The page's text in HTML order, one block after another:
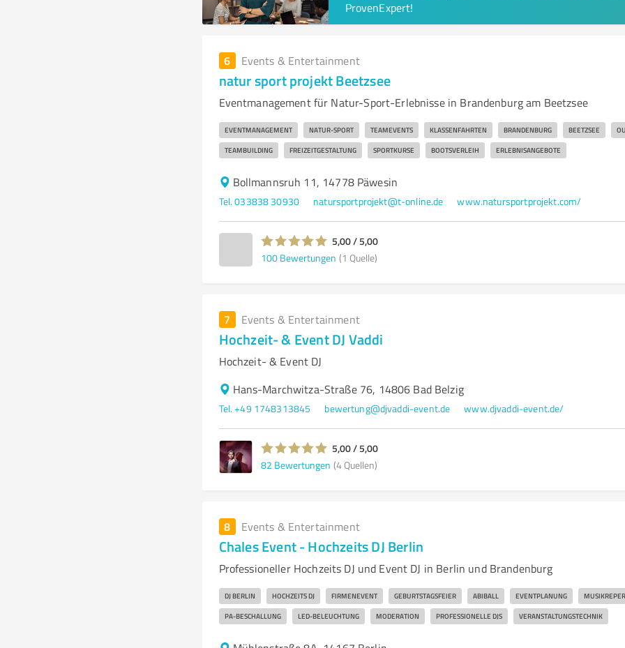
ProvenExpert!
6 Events & Entertainment
natur sport projekt Beetzsee
Eventmanagement für Natur-Sport-Erlebnisse in Brandenburg am Beetzsee
EVENTMANAGEMENT NATUR-SPORT TEAMEVENTS KLASSENFAHRTEN BRANDENBURG BEETZSEE
TEAMBUILDING FREIZEITGESTALTUNG SPORTKURSE BOOTSVERLEIH ERLEBNISANGEBOTE
Bollmannsruh 11, 14778 Päwesin
Tel. 033838 30930 natursportprojekt@t-online.de www.natursportprojekt.com/
5,00 / 5,00
100 Bewertungen (1 Quelle)
7 Events & Entertainment
Hochzeit- & Event DJ Vaddi
Hochzeit- & Event DJ
Hans-Marchwitza-Straße 76, 14806 Bad Belzig
Tel. +49 1748313845 bewertung@djvaddi-event.de www.djvaddi-event.de/
5,00 / 5,00
82 Bewertungen (4 Quellen)
8 Events & Entertainment
Chales Event - Hochzeits DJ Berlin
Professioneller Hochzeits DJ und Event DJ in Berlin und Brandenburg
DJ BERLIN HOCHZEITS DJ FIRMENEVENT GEBURTSTAGSFEIER ABIBALL EVENTPLANUNG
PA-BESCHALLUNG LED-BELEUCHTUNG MODERATION PROFESSIONELLE DJS VERANSTALTUNGSTECHNIK